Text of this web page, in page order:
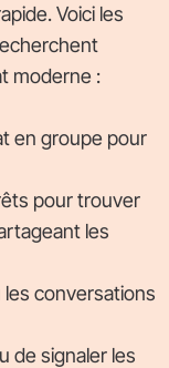
Voici les
moderne :
en groupe pour
pour trouver
les
conversations
de signaler les